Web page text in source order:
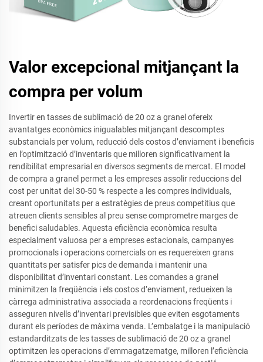
Valor excepcional mitjançant la
compra per volum
Invertir en tasses de sublimació de 20 oz a granel ofereix
avantatges econòmics inigualables mitjançant descomptes
substancials per volum, reducció dels costos d’enviament i beneficis
en l’optimització d’inventaris que milloren significativament la
rendibilitat empresarial en diversos segments de mercat. El model
de compra a granel permet a les empreses assolir reduccions del
cost per unitat del 30-50 % respecte a les compres individuals,
creant oportunitats per a estratègies de preus competitius que
atreuen clients sensibles al preu sense comprometre marges de
benefici saludables. Aquesta eficiència econòmica resulta
especialment valuosa per a empreses estacionals, campanyes
promocionals i operacions comercials on es requereixen grans
quantitats per satisfer pics de demanda i mantenir una
disponibilitat d’inventari constant. Les comandes a granel
minimitzen la freqüència i els costos d’enviament, redueixen la
càrrega administrativa associada a reordenacions freqüents i
asseguren nivells d’inventari previsibles que eviten esgotaments
durant els períodes de màxima venda. L’embalatge i la manipulació
estandarditzats de les tasses de sublimació de 20 oz a granel
optimitzen les operacions d’emmagatzematge, milloren l’eficiència